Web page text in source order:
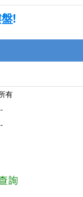
!
有